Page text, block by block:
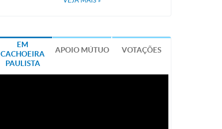
EM
CACHOEIRA
PAULISTA
APOIO MÚTUO VOTAÇÕES